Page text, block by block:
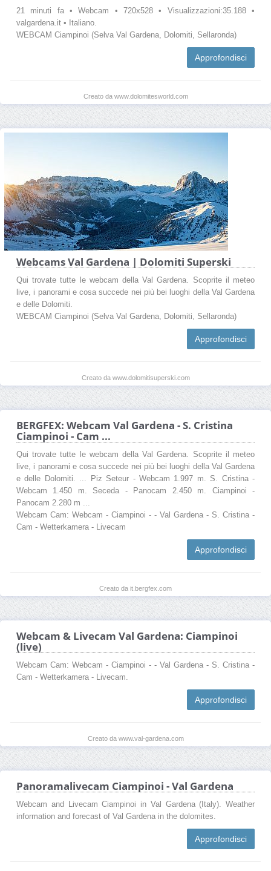
21 minuti fa • Webcam • 720x528 • Visualizzazioni:35.188 •
valgardena.it • Italiano.
WEBCAM Ciampinoi (Selva Val Gardena, Dolomiti, Sellaronda)
Approfondisci
Creato da www.dolomitesworld.com
Webcams Val Gardena | Dolomiti Superski
Qui trovate tutte le webcam della Val Gardena. Scoprite il meteo
live, i panorami e cosa succede nei più bei luoghi della Val Gardena
e delle Dolomiti.
WEBCAM Ciampinoi (Selva Val Gardena, Dolomiti, Sellaronda)
Approfondisci
Creato da www.dolomitisuperski.com
BERGFEX: Webcam Val Gardena - S. Cristina
Ciampinoi - Cam ...
Qui trovate tutte le webcam della Val Gardena. Scoprite il meteo
live, i panorami e cosa succede nei più bei luoghi della Val Gardena
e delle Dolomiti. ... Piz Seteur - Webcam 1.997 m. S. Cristina -
Webcam 1.450 m. Seceda - Panocam 2.450 m. Ciampinoi -
Panocam 2.280 m ...
Webcam Cam: Webcam - Ciampinoi - - Val Gardena - S. Cristina -
Cam - Wetterkamera - Livecam
Approfondisci
Creato da it.bergfex.com
Webcam & Livecam Val Gardena: Ciampinoi
(live)
Webcam Cam: Webcam - Ciampinoi - - Val Gardena - S. Cristina -
Cam - Wetterkamera - Livecam.
Approfondisci
Creato da www.val-gardena.com
Panoramalivecam Ciampinoi - Val Gardena
Webcam and Livecam Ciampinoi in Val Gardena (Italy). Weather
information and forecast of Val Gardena in the dolomites.
Approfondisci